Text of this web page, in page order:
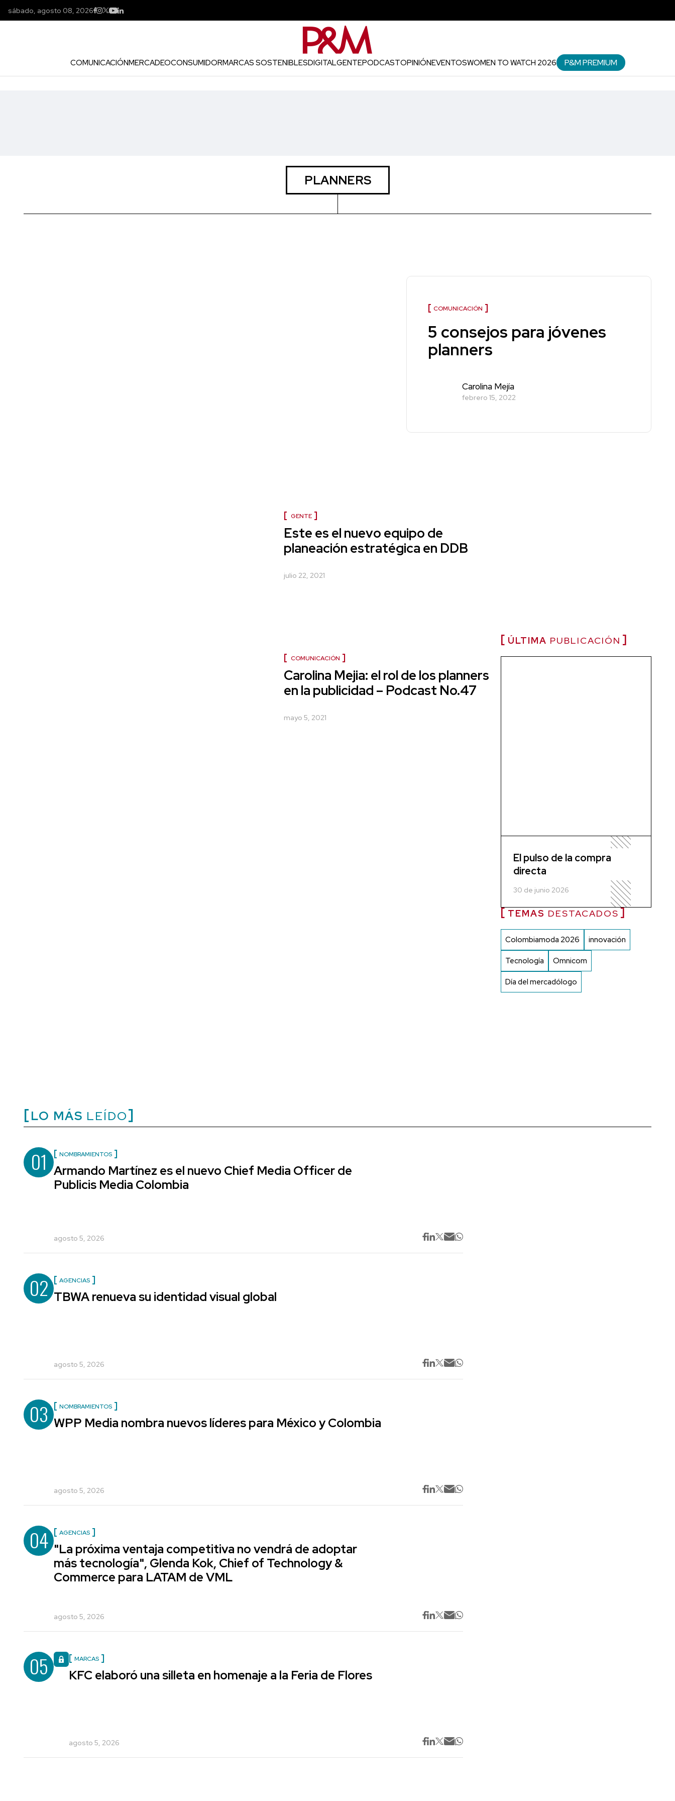
sábado, agosto 08, 2026
COMUNICACIÓNMERCADEOCONSUMIDORMARCAS SOSTENIBLESDIGITALGENTEPODCASTOPINIÓNEVENTOSWOMEN TO WATCH 2026 P&M PREMIUM
PLANNERS
COMUNICACIÓN
5 consejos para jóvenes
planners
Carolina Mejía
febrero 15, 2022
GENTE
Este es el nuevo equipo de
planeación estratégica en DDB
julio 22, 2021
COMUNICACIÓN
Carolina Mejia: el rol de los planners
en la publicidad – Podcast No.47
mayo 5, 2021
ÚLTIMA PUBLICACIÓN
El pulso de la compra
directa
30 de junio 2026
TEMAS DESTACADOS
Colombiamoda 2026 innovación
Tecnología Omnicom
Día del mercadólogo
LO MÁS LEÍDO
01 NOMBRAMIENTOS
Armando Martínez es el nuevo Chief Media Officer de
Publicis Media Colombia
agosto 5, 2026
02 AGENCIAS
TBWA renueva su identidad visual global
agosto 5, 2026
03 NOMBRAMIENTOS
WPP Media nombra nuevos líderes para México y Colombia
agosto 5, 2026
04 AGENCIAS
"La próxima ventaja competitiva no vendrá de adoptar
más tecnología", Glenda Kok, Chief of Technology &
Commerce para LATAM de VML
agosto 5, 2026
05 MARCAS
KFC elaboró una silleta en homenaje a la Feria de Flores
agosto 5, 2026